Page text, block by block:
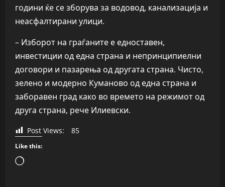
години ќе се зборува за водовод, канализација и
неасфалтирани улици.
– Изборот на граѓаните е едноставен,
инвестиции од една страна и непринципиелни
договори и пазарења од другата страна. Чисто,
зелено и модерно Куманово од една страна и
заборавен град како во времето на режимот од
друга страна, рече Илиевски.
Post Views: 85
Like this:
Loading…